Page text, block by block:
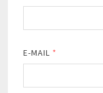
E-MAIL *